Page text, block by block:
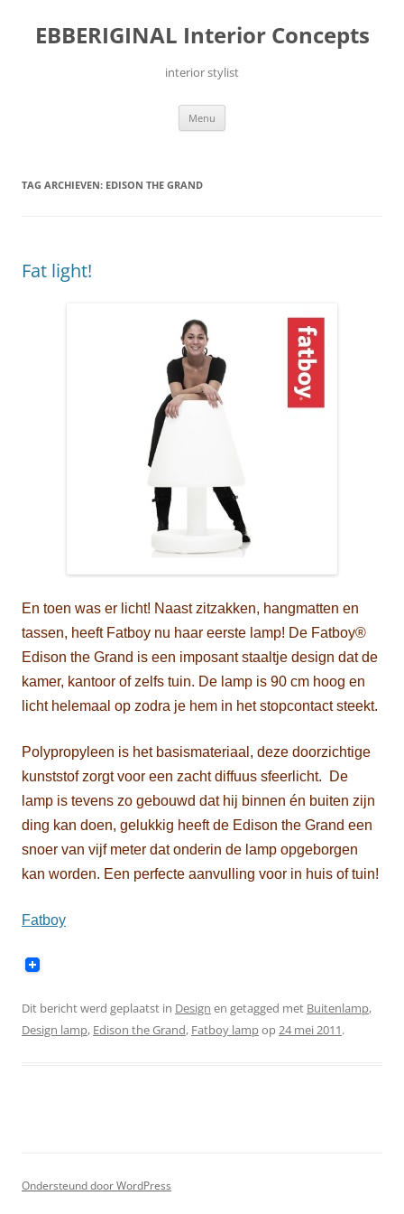
inhoud
EBBERIGINAL Interior Concepts
interior stylist
Menu
TAG ARCHIEVEN: EDISON THE GRAND
Fat light!
En toen was er licht! Naast zitzakken, hangmatten en
tassen, heeft Fatboy nu haar eerste lamp! De Fatboy®
Edison the Grand is een imposant staaltje design dat de
kamer, kantoor of zelfs tuin. De lamp is 90 cm hoog en
licht helemaal op zodra je hem in het stopcontact steekt.
Polypropyleen is het basismateriaal, deze doorzichtige
kunststof zorgt voor een zacht diffuus sfeerlicht. De
lamp is tevens zo gebouwd dat hij binnen én buiten zijn
ding kan doen, gelukkig heeft de Edison the Grand een
snoer van vijf meter dat onderin de lamp opgeborgen
kan worden. Een perfecte aanvulling voor in huis of tuin!
Fatboy
Dit bericht werd geplaatst in Design en getagged met Buitenlamp,
Design lamp, Edison the Grand, Fatboy lampop24 mei 2011.
Ondersteund door WordPress